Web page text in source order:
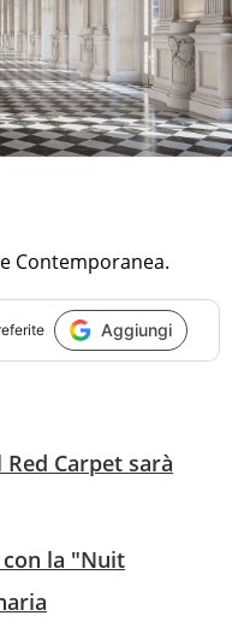
Contemporanea.
Aggiungi
Carpet sarà
la "Nuit